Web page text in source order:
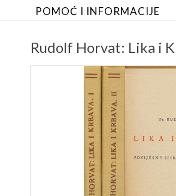
POMOĆ I INFORMACIJE
Rudolf Horvat: Lika i